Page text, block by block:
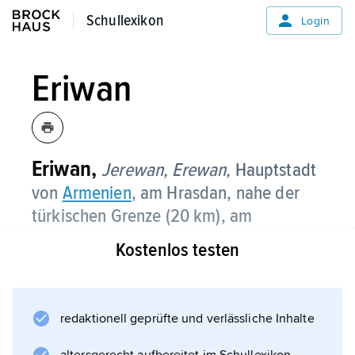
Schullexikon
Schullexikon Login
Eriwan
Eriwan,Jerewan, Erewan, Hauptstadt
von Armenien, am Hrasdan, nahe der
türkischen Grenze (20 km), am
Nordrand der vomArarat
überragten
Ararat- oder Araxebene, 850–1 300 m
Einwohner (1914: 29 000 Einwohner).
Kostenlos testen
redaktionell geprüfte und verlässliche Inhalte